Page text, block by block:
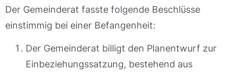
Der Gemeinderat fasste folgende Beschlüsse
einstimmig bei einer Befangenheit:
Der Gemeinderat billigt den Planentwurf zur
Einbeziehungssatzung, bestehend aus